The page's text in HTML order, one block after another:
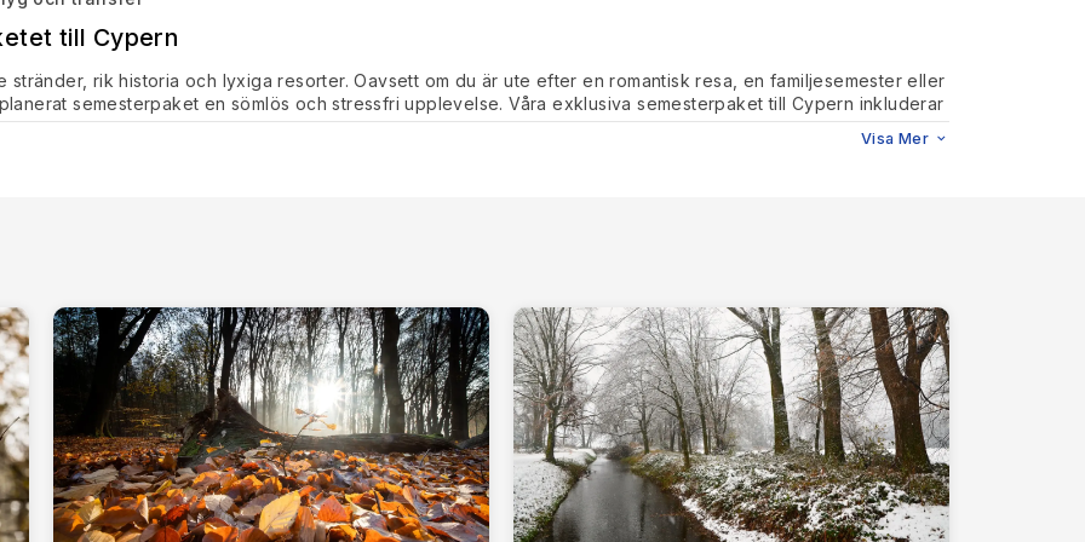
till Cypern
stränder, rik historia och lyxiga resorter. Oavsett om du är ute efter en romantisk resa, en familjesemester eller
semesterpaket en sömlös och stressfri upplevelse. Våra exklusiva semesterpaket till Cypern inkluderar
flygplatstransfer.
resenärer på väg till semesterorter på västkusten.
Turkish Airlines, British Airways, Emirates, Qatar Airways, Ryanair och Wizz Air, för att erbjuda de bästa
om du föredrar direktflyg eller budgetvänliga anslutningar säkerställer vi en smidig bokningsupplevelse
du ska bo
boendet för alla resenärer. Välj mellan en rad olika alternativ, inklusivelyxiga strandresorter,
Visa Mer